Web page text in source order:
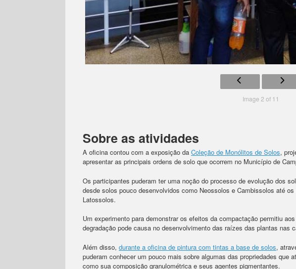
Image 2 of 11
Sobre as atividades
A oficina contou com a exposição da Coleção de Monólitos de Solos,
apresentar as principais ordens de solo que ocorrem no Município de
Os participantes puderam ter uma noção do processo de evolução dos
desde solos pouco desenvolvidos como Neossolos e Cambissolos até
Latossolos.
Um experimento para demonstrar os efeitos da compactação permitiu
degradação pode causa no desenvolvimento das raízes das plantas nas
Além disso, durante a oficina de pintura com tintas a base de solos,
puderam conhecer um pouco mais sobre algumas das propriedades que
como sua composição granulométrica e seus agentes pigmentantes.